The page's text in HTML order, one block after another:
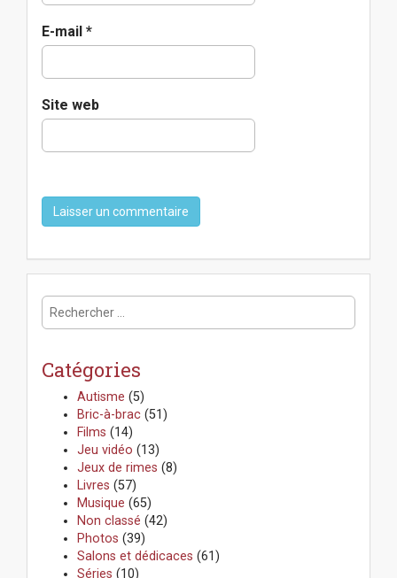
E-mail *
Site web
R
e
Catégories
Autisme (5)
Bric-à-brac (51)
Films (14)
Jeu vidéo (13)
Jeux de rimes (8)
Livres (57)
Musique (65)
Non classé (42)
Photos (39)
Salons et dédicaces (61)
Séries (10)